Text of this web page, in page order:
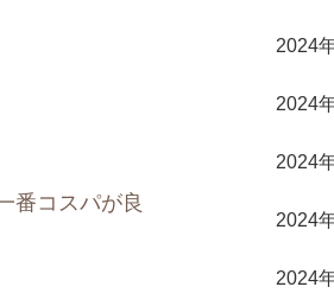
番コスパが良
2024
2024
2024
2024
2024